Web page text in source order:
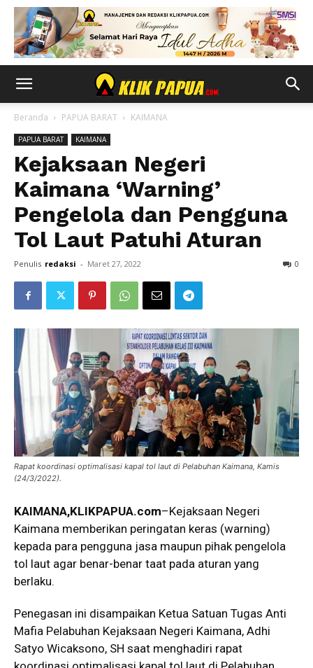
Beranda PAPUA BARAT KAIMANA
PAPUA BARAT KAIMANA
Kejaksaan Negeri
Kaimana ‘Warning’
Pengelola dan Pengguna
Tol Laut Patuhi Aturan
Penulis redaksi - Maret 27, 2022 0
Rapat koordinasi optimalisasi kapal tol laut di Pelabuhan Kaimana, Kamis
(24/3/2022).
KAIMANA,KLIKPAPUA.com–Kejaksaan Negeri
Kaimana memberikan peringatan keras (warning)
kepada para pengguna jasa maupun pihak pengelola
tol laut agar benar-benar taat pada aturan yang
berlaku.
Penegasan ini disampaikan Ketua Satuan Tugas Anti
Mafia Pelabuhan Kejaksaan Negeri Kaimana, Adhi
Satyo Wicaksono, SH saat menghadiri rapat